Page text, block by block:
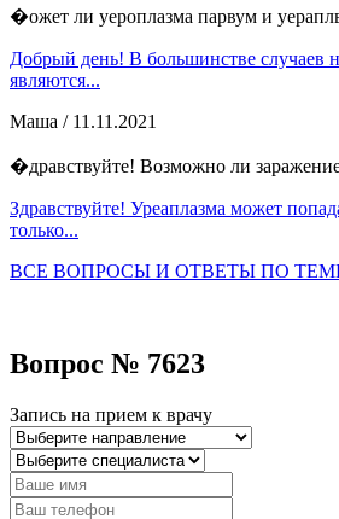
�ожет ли уероплазма парвум и
Добрый день! В большинстве случаев
являются...
Маша / 11.11.2021
�дравствуйте! Возможно ли
Здравствуйте! Уреаплазма может
только...
ВСЕ ВОПРОСЫ И ОТВЕТЫ ПО ТЕМЕ
Вопрос № 7623
Запись на прием к врачу